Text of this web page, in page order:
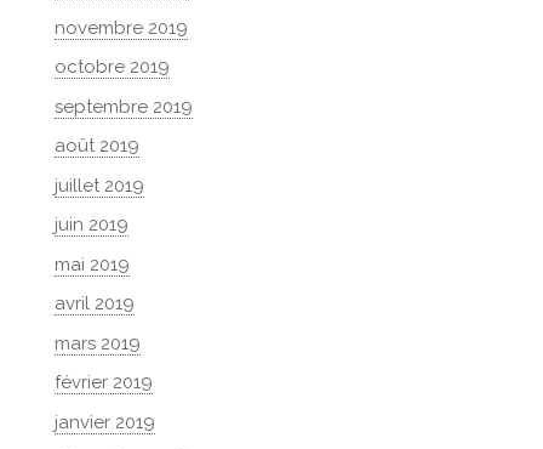
novembre 2019
octobre 2019
septembre 2019
août 2019
juillet 2019
juin 2019
mai 2019
avril 2019
mars 2019
février 2019
janvier 2019